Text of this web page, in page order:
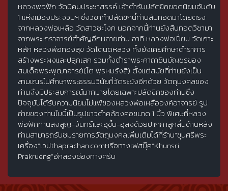
หลวงพ่อฟัก วัดนิคมประชาสรรค์ เจ้าตำรับปลัดขิกยอดนิยมอันดับ
1 แห่งเมืองประจวบฯ ซึ่งวิชาทำปลัดขิกนี้ท่านสืบทอดมาโดยตรง
จากหลวงพ่อเหลือ วัดสาวชะโงก นอกจากนี้ท่านยังสืบทอดวิชามา
จากพระเถราจารย์สำคัญอีกหลายท่าน อาทิ หลวงพ่อเปี่ยม วัดเกาะ
หลัก หลวงพ่อทองสุข วัดโตนดหลวง ทั้งยังเคยศึกษาตำราการ
สร้างพระผงและปลุกเสก รวมทั้งตำราพระคาถาชินบัญชรของ
สมเด็จพระพุฒาจารย์(โต พฺรหฺมรังสี) ตั้งแต่สมัยที่ท่านยังเป็น
สามเณรไปศึกษาพระธรรมวินัยที่วัดระฆังอีกด้วย วัตถุมงคลของ
ท่านจึงมีประสบการณ์มากมายโดยเฉพาะปลัดขิกของท่านซึ่ง
ปัจจุบันได้รับความนิยมไม่แพ้ของหลวงพ่อเหลือองค์อาจารย์ รูป
ถ่ายของท่านใบนี้เป็นรูปขาวดำคล้องคอขนาด 1 นิ้ว พิเศษที่หลวง
พ่อฟักท่านลงสูญ-จันทร์และอุขึ้น-อุลงด้วยปากกาลูกลื่นด้านหลัง
ท่านสามารถรับชมรายการวัตถุมงคลเพิ่มเติมได้ที่ร้าน“ขุนศรีพระ
เครื่อง”เวปthaprachan.comหรือทางเฟสบุ๊ค“Khunsri
Prakrueng”อีกสองช่องทางครับ